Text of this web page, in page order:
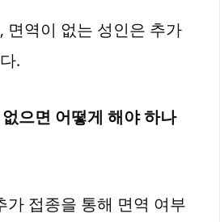
면역이 없는 성인은 추가
.
으면 어떻게 해야 하나
가 접종을 통해 면역 여부